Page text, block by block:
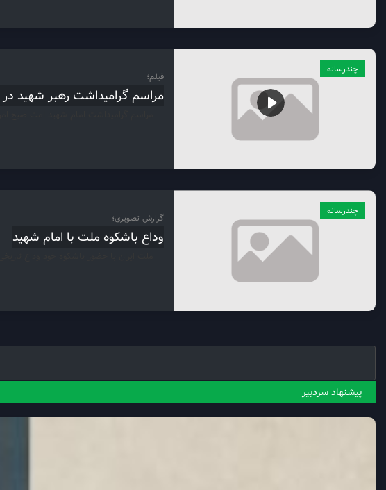
چندرسانه
فیلم؛
مراسم گرامیداشت رهبر شهید در
چندرسانه
گزارش تصویری؛
وداع باشکوه ملت با امام شهید
پیشنهاد سردبیر